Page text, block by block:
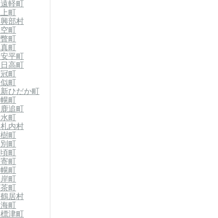
軽町
町
部村
町
町
町
平町
高町
町
町
ひだか町
町
追町
町
内村
町
町
町
町
町
町
町
居村
町
津町